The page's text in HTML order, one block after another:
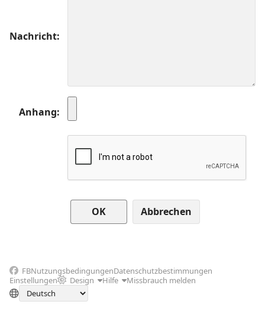
Nachricht
Anhang
Abbrechen
FBNutzungsbedingungenDatenschutzbestimmungen
Einstellungen
Design Hilfe Missbrauch melden